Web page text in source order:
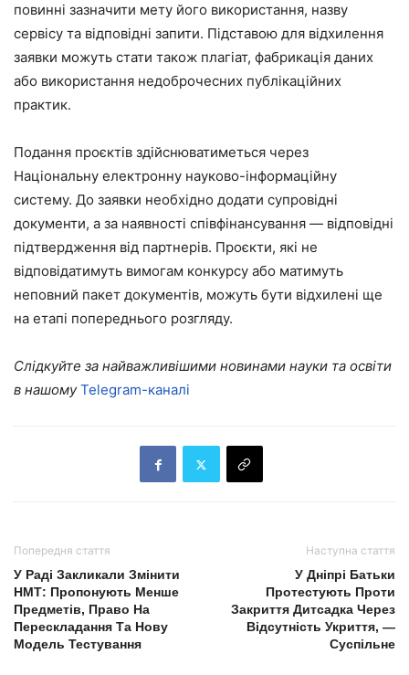
повинні зазначити мету його використання, назву
сервісу та відповідні запити. Підставою для відхилення
заявки можуть стати також плагіат, фабрикація даних
або використання недоброчесних публікаційних
практик.
Подання проєктів здійснюватиметься через
Національну електронну науково-інформаційну
систему. До заявки необхідно додати супровідні
документи, а за наявності співфінансування — відповідні
підтвердження від партнерів. Проєкти, які не
відповідатимуть вимогам конкурсу або матимуть
неповний пакет документів, можуть бути відхилені ще
на етапі попереднього розгляду.
Слідкуйте за найважливішими новинами науки та освіти
в нашомуTelegram-каналі
Попередня стаття
У Раді Закликали Змінити
НМТ: Пропонують Менше
Предметів, Право На
Перескладання Та Нову
Модель Тестування
Наступна стаття
У Дніпрі Батьки
Протестують Проти
Закриття Дитсадка Через
Відсутність Укриття, —
Суспільне